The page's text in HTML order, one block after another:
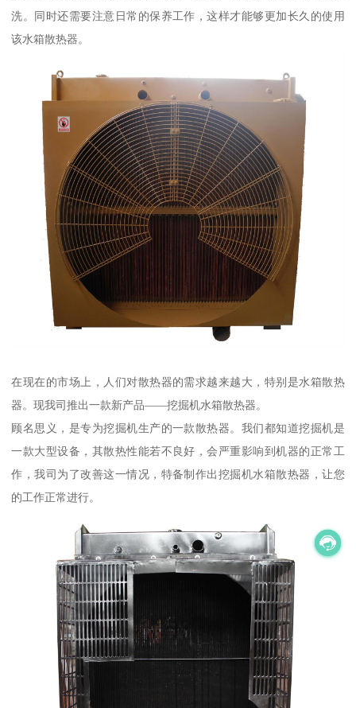
洗。同时还需要注意日常的保养工作，这样才能够更加长久的使用
该水箱散热器。
在现在的市场上，人们对散热器的需求越来越大，特别是水箱散热
器。现我司推出一款新产品——挖掘机水箱散热器。
顾名思义，是专为挖掘机生产的一款散热器。我们都知道挖掘机是
一款大型设备，其散热性能若不良好，会严重影响到机器的正常工
作，我司为了改善这一情况，特备制作出挖掘机水箱散热器，让您
的工作正常进行。